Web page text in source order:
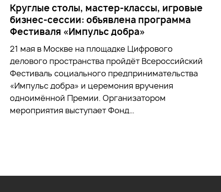
Круглые столы, мастер-классы, игровые
бизнес-сессии: объявлена программа
Фестиваля «Импульс добра»
21 мая в Москве на площадке Цифрового
делового пространства пройдёт Всероссийский
Фестиваль социального предпринимательства
«Импульс добра» и церемония вручения
одноимённой Премии. Организатором
мероприятия выступает Фонд…